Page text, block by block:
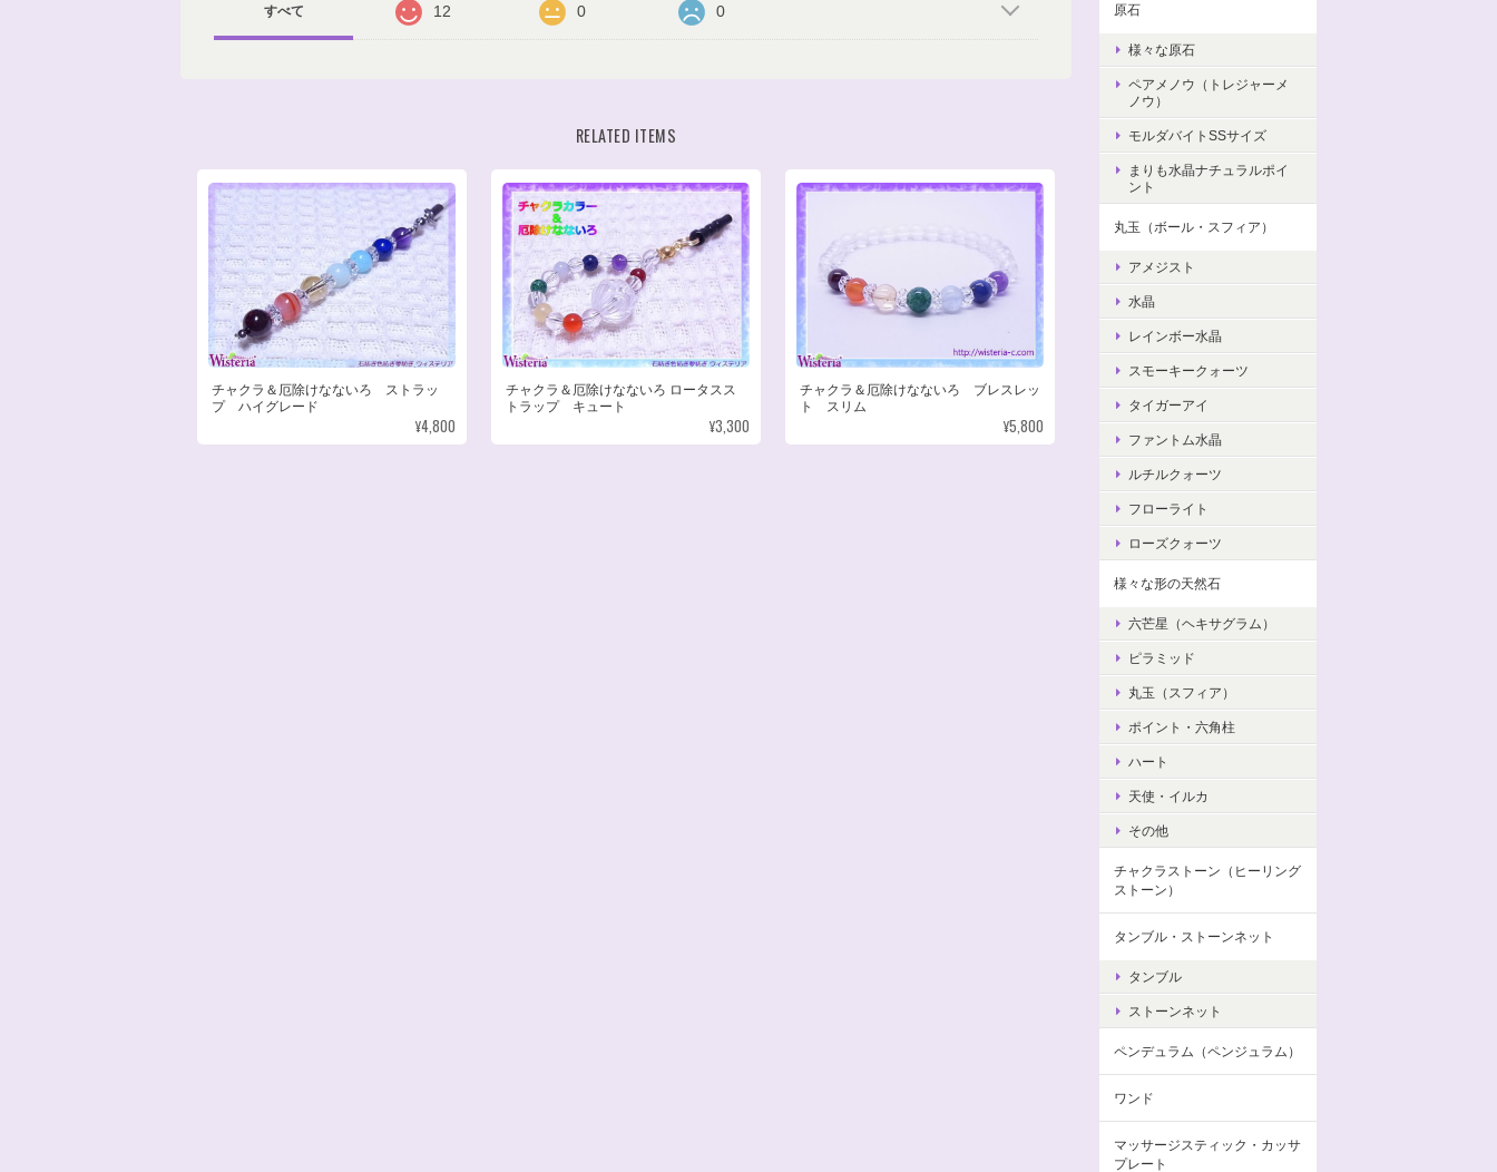
すべて 12 0 0
RELATED ITEMS
チャクラ＆厄除けなないろ ストラッ
プ ハイグレード
¥4,800
チャクラ＆厄除けなないろ ロータスス
トラップ キュート
¥3,300
チャクラ＆厄除けなないろ ブレスレッ
ト スリム
¥5,800
原石
様々な原石
ペアメノウ（トレジャーメ
ノウ）
モルダバイトSSサイズ
まりも水晶ナチュラルポイ
ント
丸玉（ボール・スフィア）
アメジスト
水晶
レインボー水晶
スモーキークォーツ
タイガーアイ
ファントム水晶
ルチルクォーツ
フローライト
ローズクォーツ
様々な形の天然石
六芒星（ヘキサグラム）
ピラミッド
丸玉（スフィア）
ポイント・六角柱
ハート
天使・イルカ
その他
チャクラストーン（ヒーリング
ストーン）
タンブル・ストーンネット
タンブル
ストーンネット
ペンデュラム（ペンジュラム）
ワンド
マッサージスティック・カッサ
プレート